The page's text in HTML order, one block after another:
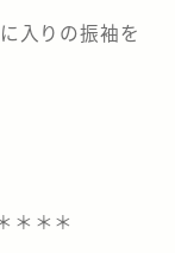
入りの振袖を
＊＊＊